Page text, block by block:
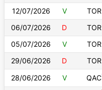
12/07/2026
V TOR
06/07/2026
D TOR
05/07/2026
V TOR
29/06/2026
D TOR
28/06/2026
V QAC